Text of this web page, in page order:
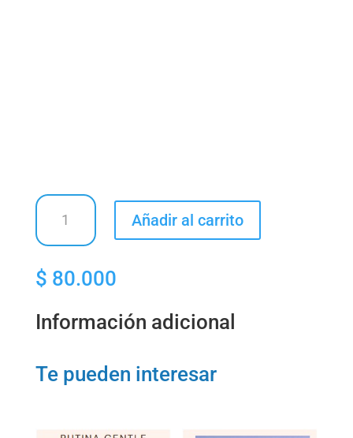
Pasta
Dental
Blanqueadora
Añadir al carrito
$ 80.000
Información adicional
Te pueden interesar